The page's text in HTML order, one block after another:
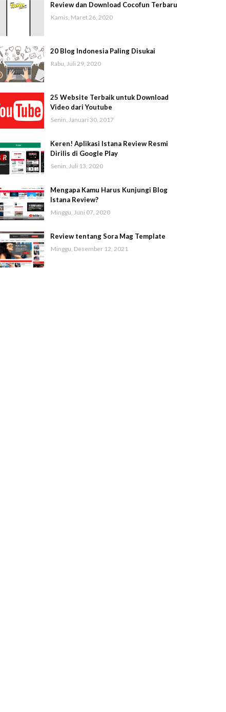
Review dan Download Cocofun Terbaru
Kamis, Maret 26, 2020
20 Blog Indonesia Paling Disukai
Rabu, Juli 29, 2020
25 Website Terbaik untuk Download
Video dari Youtube
Senin, Januari 30, 2017
Keren! Aplikasi Istana Review Resmi
Dirilis di Google Play
Senin, Juli 13, 2020
Mengapa Kamu Harus Kunjungi Blog
Istana Review?
Minggu, Juni 07, 2020
Review tentang Sora Mag Template
Minggu, Desember 12, 2021